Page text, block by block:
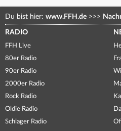
Du bist hier: www.FFH.de >>>
RADIO
FFH Live
80er Radio
90er Radio
2000er Radio
Rock Radio
Oldie Radio
Schlager Radio